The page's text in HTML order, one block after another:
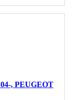
, PEUGEOT